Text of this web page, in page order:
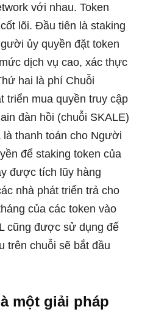
với nhau. Token
lõi. Đầu tiên là staking
ủy quyền đặt token
dịch vụ cao, xác thực
hai là phí Chuỗi
triển mua quyền truy cập
đàn hồi (chuỗi SKALE)
thanh toán cho Người
để staking token của
được tích lũy hàng
nhà phát triển trả cho
của các token vào
cũng được sử dụng để
trên chuỗi sẽ bắt đầu
một giải pháp